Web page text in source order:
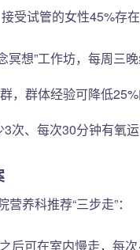
受试管的女性45%存
冥想”工作坊，每周三
，群体经验可降低
次、每次30分钟有氧
养科推荐“三步走”：
后可在室内慢走，每